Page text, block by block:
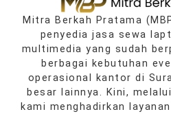
Mitra Berkah Pratama
penyedia jasa sewa
multimedia yang sudah
berbagai kebutuhan
operasional kantor di
besar lainnya. Kini, melalui
kami menghadirkan